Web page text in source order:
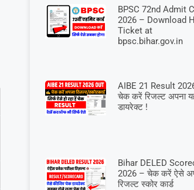
BPSC 72nd Admit
2026 – Download
Ticket at
bpsc.bihar.gov.in
AIBE 21 Result
चेक करें रिजल्ट अपना
डायरेक्ट !
Bihar DELED
2026 – चेक करें ऐसे
रिजल्ट स्कोर कार्ड